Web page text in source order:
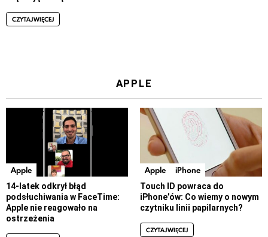
CZYTAJ WIĘCEJ
APPLE
Apple
14-latek odkrył błąd
podsłuchiwania w FaceTime:
Apple nie reagowało na
ostrzeżenia
Apple iPhone
Touch ID powraca do
iPhone’ów: Co wiemy o nowym
czytniku linii papilarnych?
CZYTAJ WIĘCEJ